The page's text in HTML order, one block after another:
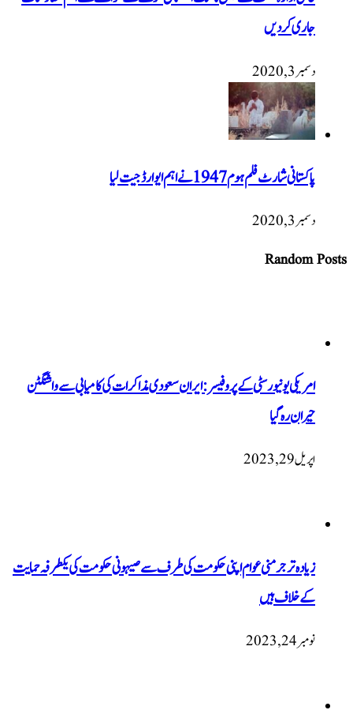
جاری کردیں
دسمبر 3, 2020
پاکستانی شارٹ فلم ہوم 1947 نےاہم ایوارڈ جیت لیا
دسمبر 3, 2020
Random Posts
امریکی یونیورسٹی کے پروفیسر: ایران سعودی مذاکرات کی کامیابی سے واشنگٹن
حیران رہ گیا
اپریل 29, 2023
زیادہ تر جرمنی عوام اپنی حکومت کی طرف سے صیہونی حکومت کی یکطرفہ حمایت
کے خلاف ہیں
نومبر 24, 2023